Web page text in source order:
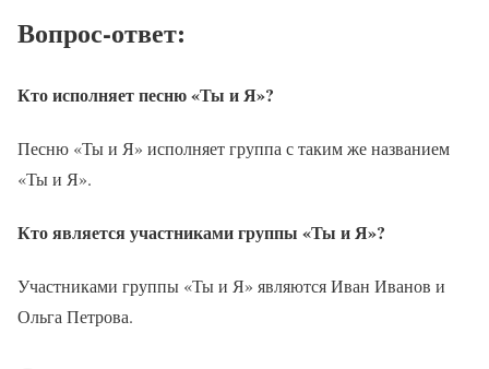
Вопрос-ответ:
Кто исполняет песню «Ты и Я»?
Песню «Ты и Я» исполняет группа с таким же названием
«Ты и Я».
Кто является участниками группы «Ты и Я»?
Участниками группы «Ты и Я» являются Иван Иванов и
Ольга Петрова.